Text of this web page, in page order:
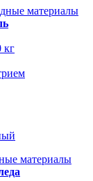
материалы
кг
материалы